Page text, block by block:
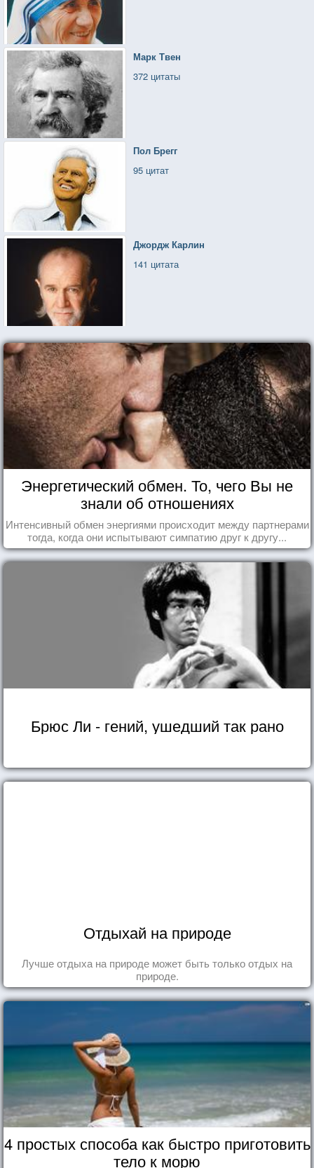
Марк Твен
372 цитаты
Пол Брегг
95 цитат
Джордж Карлин
141 цитата
Энергетический обмен. То, чего Вы не
знали об отношениях
Интенсивный обмен энергиями происходит между партнерами
тогда, когда они испытывают симпатию друг к другу...
Брюс Ли - гений, ушедший так рано
Отдыхай на природе
Лучше отдыха на природе может быть только отдых на
природе.
4 простых способа как быстро приготовить
тело к морю